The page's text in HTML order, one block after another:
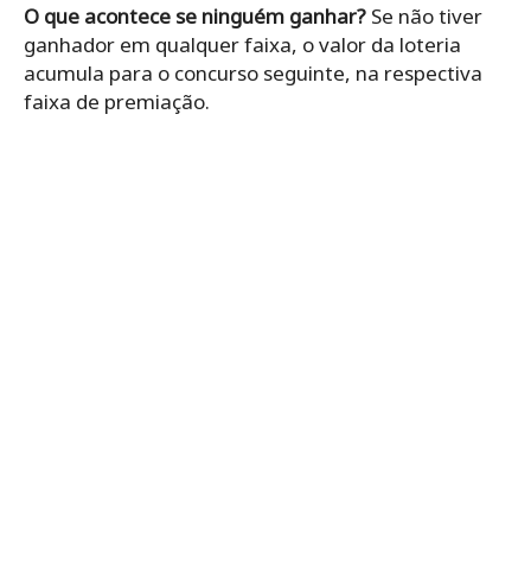
O que acontece se ninguém ganhar? Se não tiver
ganhador em qualquer faixa, o valor da loteria
acumula para o concurso seguinte, na respectiva
faixa de premiação.